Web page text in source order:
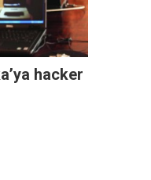
hacker